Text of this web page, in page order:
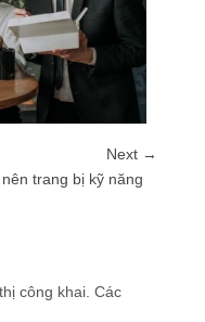
Next →
trang bị kỹ năng
công khai. Các